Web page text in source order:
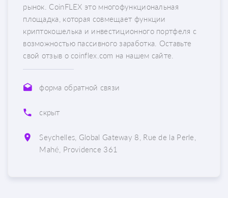
рынок. CoinFLEX это многофункциональная
площадка, которая совмещает функции
криптокошелька и инвестиционного портфеля с
возможностью пассивного заработка. Оставьте
свой отзыв о coinflex.com на нашем сайте.
форма обратной связи
скрыт
Seychelles, Global Gateway 8, Rue de la Perle,
Mahé, Providence 361